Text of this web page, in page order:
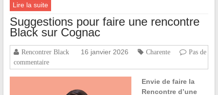
Lire la suite
Suggestions pour faire une rencontre
Black sur Cognac
Rencontrer Black 16 janvier 2026 Charente
Pas de
commentaire
Envie de faire la
Rencontre d’une